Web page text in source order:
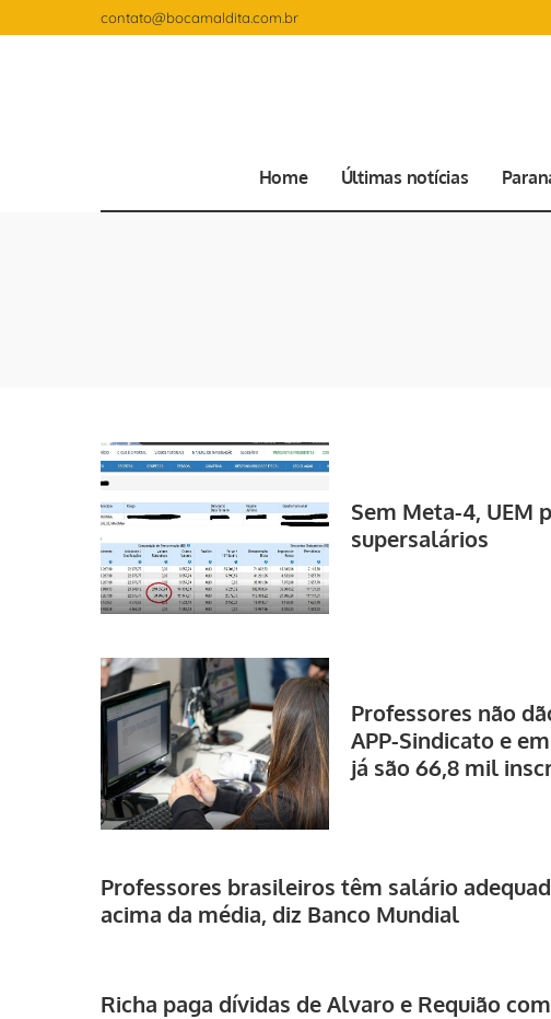
contato@bocamaldita.com.br
Home Últimas notícias
Sem Meta-4, UEM
supersalários
Professores não
APP-Sindicato e
já são 66,8 mil
Professores brasileiros têm salário
acima da média, diz Banco Mundial
Richa paga dívidas de Alvaro e Requião